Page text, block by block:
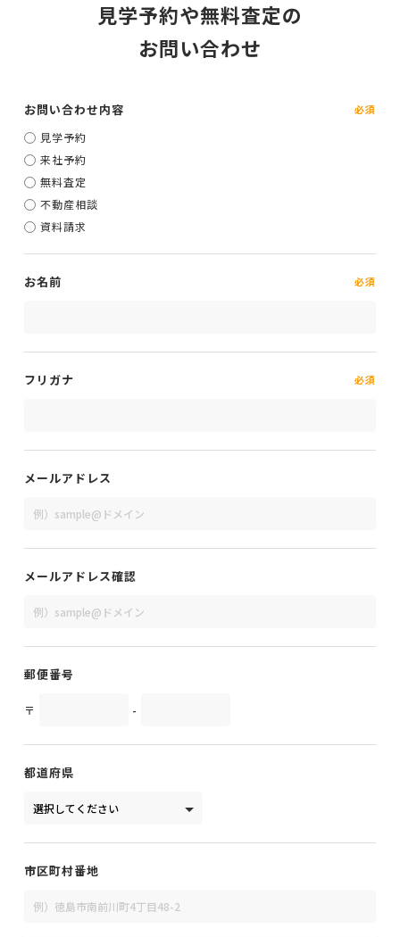
見学予約や無料査定の
お問い合わせ
お問い合わせ内容
見学予約
来社予約
無料査定
不動産相談
資料請求
お名前
フリガナ
メールアドレス
メールアドレス確認
郵便番号
〒 -
都道府県
市区町村番地